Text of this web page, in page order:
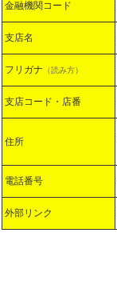
金融機関コード
支店名
フリガナ （読み方）
支店コード・店番
住所
電話番号
外部リンク